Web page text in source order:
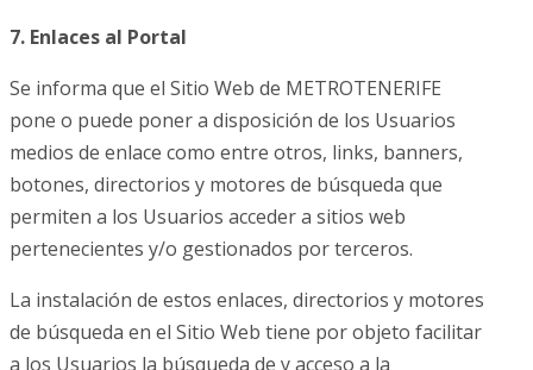
7. Enlaces al Portal
Se informa que el Sitio Web de METROTENERIFE
pone o puede poner a disposición de los Usuarios
medios de enlace como entre otros, links, banners,
botones, directorios y motores de búsqueda que
permiten a los Usuarios acceder a sitios web
pertenecientes y/o gestionados por terceros.
La instalación de estos enlaces, directorios y motores
de búsqueda en el Sitio Web tiene por objeto facilitar
a los Usuarios la búsqueda de y acceso a la